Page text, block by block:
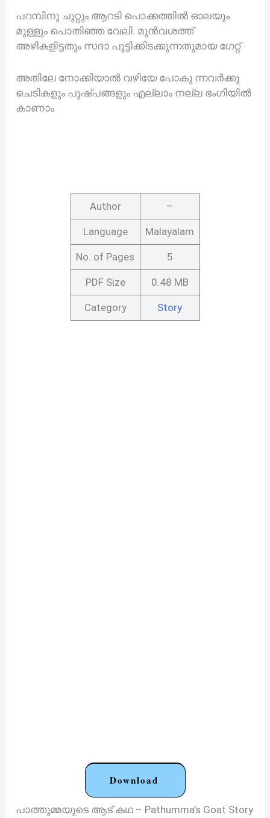
പറമ്പിനു ചുറ്റും ആറടി പൊക്കത്തിൽ ഓലയും
മുള്ളും പൊതിഞ്ഞ വേലി. മുൻവശത്ത്
അഴികളിട്ടതും സദാ പൂട്ടിക്കിടക്കുന്നതുമായ ഗേറ്റ്.
അതിലേ നോക്കിയാൽ വഴിയേ പോകു ന്നവർക്കു
ചെടികളും പുഷ്പങ്ങളും എല്ലാം നല്ല ഭംഗിയിൽ
കാണാം
Author –
Language Malayalam
No. of Pages 5
PDF Size 0.48 MB
Category Story
Download
പാത്തുമ്മയുടെ ആട് കഥ – Pathumma’s Goat Story